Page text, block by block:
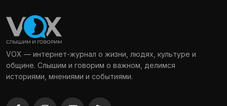
VOX — интернет-журнал о жизни, людях, культуре и
общине. Слышим и говорим о важном, делимся
историями, мнениями и событиями.